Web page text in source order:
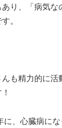
り、「病気な
。
も精力的に活
に、心臓病に